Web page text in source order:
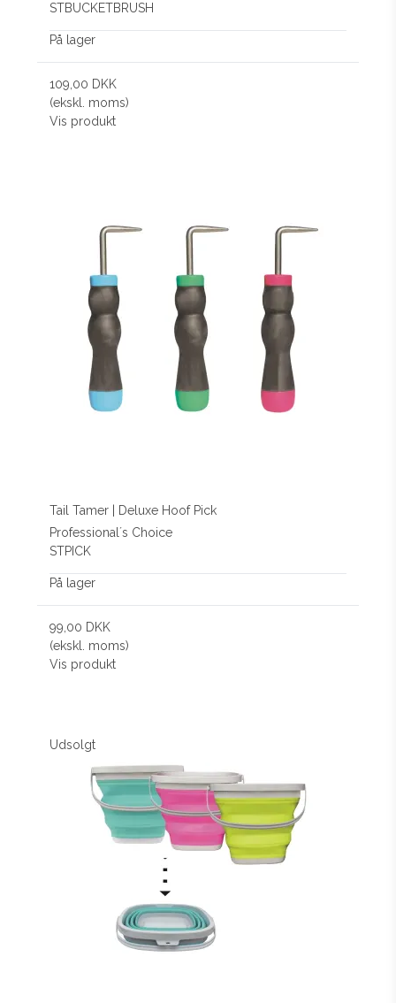
STBUCKETBRUSH
På lager
109,00 DKK
(ekskl. moms)
Vis produkt
Tail Tamer | Deluxe Hoof Pick
Professional´s Choice
STPICK
På lager
99,00 DKK
(ekskl. moms)
Vis produkt
Udsolgt